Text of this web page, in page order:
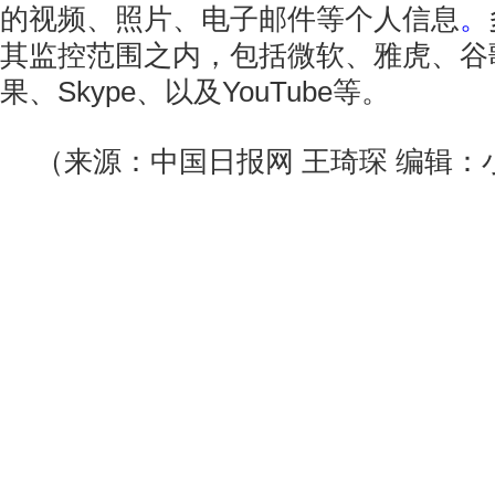
的视频、照片、电子邮件等个人信息。
其监控范围之内，包括微软、雅虎、
果、Skype、以及YouTube等。
（来源：中国日报网 王琦琛 编辑：